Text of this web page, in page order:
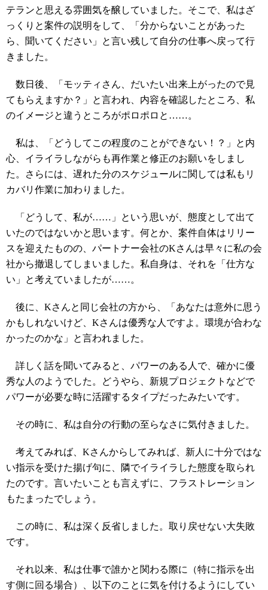
テランと思える雰囲気を醸していました。そこで、私はざ
っくりと案件の説明をして、「分からないことがあった
ら、聞いてください」と言い残して自分の仕事へ戻って行
きました。
数日後、「モッティさん、だいたい出来上がったので見
てもらえますか？」と言われ、内容を確認したところ、私
のイメージと違うところがポロポロと……。
私は、「どうしてこの程度のことができない！？」と内
心、イライラしながらも再作業と修正のお願いをしまし
た。さらには、遅れた分のスケジュールに関しては私もリ
カバリ作業に加わりました。
「どうして、私が……」という思いが、態度として出て
いたのではないかと思います。何とか、案件自体はリリー
スを迎えたものの、パートナー会社のKさんは早々に私の会
社から撤退してしまいました。私自身は、それを「仕方な
い」と考えていましたが……。
後に、Kさんと同じ会社の方から、「あなたは意外に思う
かもしれないけど、Kさんは優秀な人ですよ。環境が合わな
かったのかな」と言われました。
詳しく話を聞いてみると、パワーのある人で、確かに優
秀な人のようでした。どうやら、新規プロジェクトなどで
パワーが必要な時に活躍するタイプだったみたいです。
その時に、私は自分の行動の至らなさに気付きました。
考えてみれば、Kさんからしてみれば、新人に十分ではな
い指示を受けた揚げ句に、隣でイライラした態度を取られ
たのです。言いたいことも言えずに、フラストレーション
もたまったでしょう。
この時に、私は深く反省しました。取り戻せない大失敗
です。
それ以来、私は仕事で誰かと関わる際に（特に指示を出
す側に回る場合）、以下のことに気を付けるようにしてい